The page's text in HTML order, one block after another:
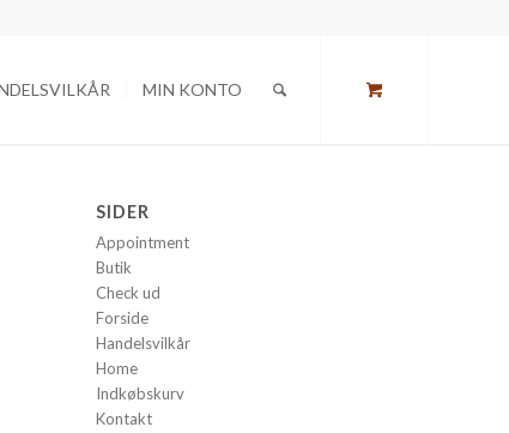
MIN KONTO
SIDER
Appointment
Butik
Check ud
Forside
Handelsvilkår
Home
Indkøbskurv
Kontakt